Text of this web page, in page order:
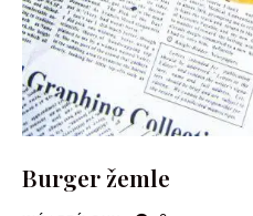
Burger žemle